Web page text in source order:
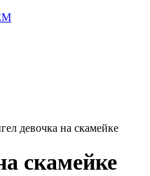
девочка на скамейке
скамейке